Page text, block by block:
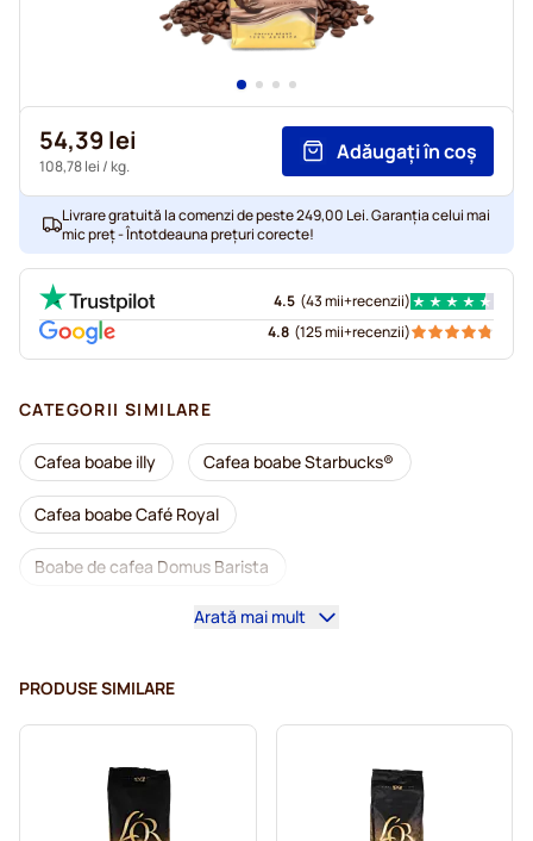
54,39 lei
108,78 lei / kg.
Adăugați în coș
Livrare gratuită la comenzi de peste 249,00 Lei. Garanția celui mai
mic preț - Întotdeauna prețuri corecte!
4.5 (43 mii+recenzii)
4.8 (125 mii+recenzii)
CATEGORII SIMILARE
Cafea boabe illy Cafea boabe Starbucks®
Cafea boabe Café Royal
Boabe de cafea Domus Barista
Mașini de cafea pentru boabe de cafea
Cafea boabe Segafredo Cafea boabe Caffè Borbone
Cafea boabe Merrild Cafea boabe Garibaldi
Cafea boabe Tonino Lamborghini
Arată mai mult
PRODUSE SIMILARE